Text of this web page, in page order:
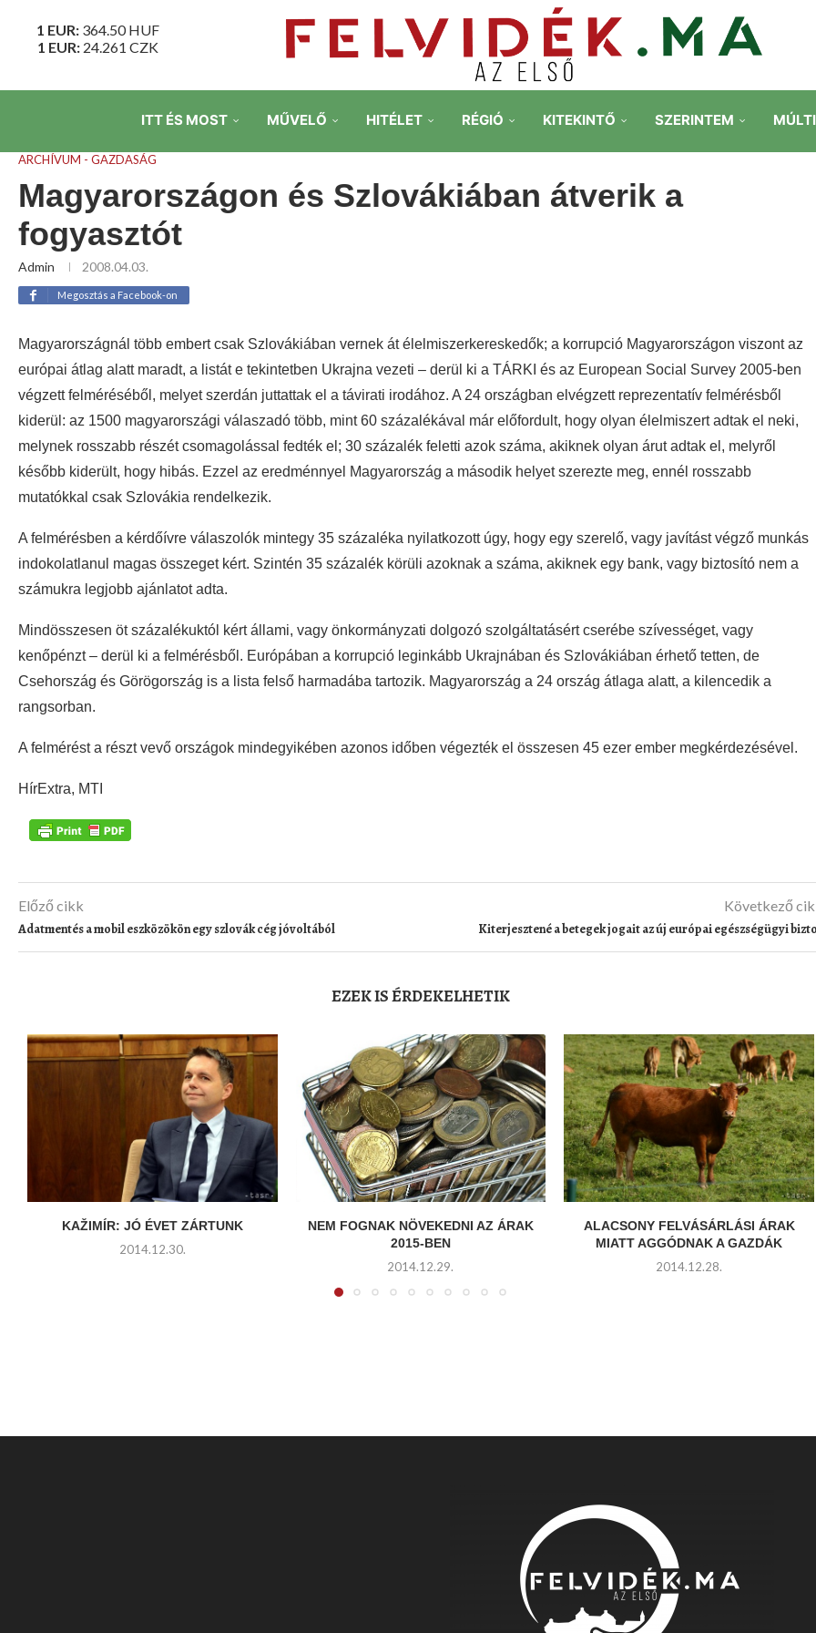
1 EUR: 364.50HUF
1 EUR: 24.261 CZK
ITT ÉS MOST MŰVELŐ HITÉLET RÉGIÓ KITEKINTŐ SZERINTEM
ARCHÍVUM - GAZDASÁG
Magyarországon és Szlovákiában átverik a
fogyasztót
Admin 2008.04.03.
Megosztás a Facebook-on
Magyarországnál több embert csak Szlovákiában vernek át élelmiszerkereskedők; a korrupció Magyarországon viszont az
európai átlag alatt maradt, a listát e tekintetben Ukrajna vezeti – derül ki a TÁRKI és az European Social Survey 2005-ben
végzett felméréséből, melyet szerdán juttattak el a távirati irodához. A 24 országban elvégzett reprezentatív felmérésből
kiderül: az 1500 magyarországi válaszadó több, mint 60 százalékával már előfordult, hogy olyan élelmiszert adtak el neki,
melynek rosszabb részét csomagolással fedték el; 30 százalék feletti azok száma, akiknek olyan árut adtak el, melyről
később kiderült, hogy hibás. Ezzel az eredménnyel Magyarország a második helyet szerezte meg, ennél rosszabb
mutatókkal csak Szlovákia rendelkezik.
A felmérésben a kérdőívre válaszolók mintegy 35 százaléka nyilatkozott úgy, hogy egy szerelő, vagy javítást végző munkás
indokolatlanul magas összeget kért. Szintén 35 százalék körüli azoknak a száma, akiknek egy bank, vagy biztosító nem a
számukra legjobb ajánlatot adta.
Mindösszesen öt százalékuktól kért állami, vagy önkormányzati dolgozó szolgáltatásért cserébe szívességet, vagy
kenőpénzt – derül ki a felmérésből. Európában a korrupció leginkább Ukrajnában és Szlovákiában érhető tetten, de
Csehország és Görögország is a lista felső harmadába tartozik. Magyarország a 24 ország átlaga alatt, a kilencedik a
rangsorban.
A felmérést a részt vevő országok mindegyikében azonos időben végezték el összesen 45 ezer ember megkérdezésével.
HírExtra, MTI
Előző cikk
Adatmentés a mobil eszközökön egy szlovák cég jóvoltából
Következő
Kiterjesztené a betegek jogait az új európai egészségügyi
EZEK IS ÉRDEKELHETIK
KAŽIMÍR: JÓ ÉVET ZÁRTUNK
2014.12.30.
NEM FOGNAK NÖVEKEDNI AZ ÁRAK
2015-BEN
2014.12.29.
ALACSONY FELVÁSÁRLÁSI ÁRAK
MIATT AGGÓDNAK A GAZDÁK
2014.12.28.